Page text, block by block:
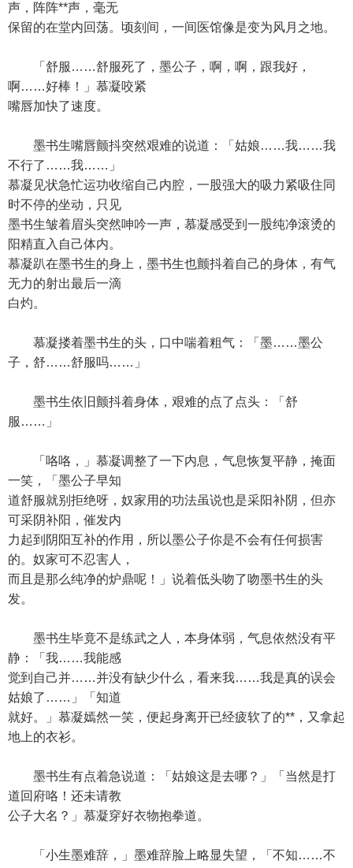
声，阵阵**声，毫无
保留的在堂内回荡。顷刻间，一间医馆像是变为风月之地。
「舒服……舒服死了，墨公子，啊，啊，跟我好，
啊……好棒！」慕凝咬紧
嘴唇加快了速度。
墨书生嘴唇颤抖突然艰难的说道：「姑娘……我……我
不行了……我……」
慕凝见状急忙运功收缩自己内腔，一股强大的吸力紧吸住同
时不停的坐动，只见
墨书生皱着眉头突然呻吟一声，慕凝感受到一股纯净滚烫的
阳精直入自己体内。
慕凝趴在墨书生的身上，墨书生也颤抖着自己的身体，有气
无力的射出最后一滴
白灼。
慕凝搂着墨书生的头，口中喘着粗气：「墨……墨公
子，舒……舒服吗……」
墨书生依旧颤抖着身体，艰难的点了点头：「舒
服……」
「咯咯，」慕凝调整了一下内息，气息恢复平静，掩面
一笑，「墨公子早知
道舒服就别拒绝呀，奴家用的功法虽说也是采阳补阴，但亦
可采阴补阳，催发内
力起到阴阳互补的作用，所以墨公子你是不会有任何损害
的。奴家可不忍害人，
而且是那么纯净的炉鼎呢！」说着低头吻了吻墨书生的头
发。
墨书生毕竟不是练武之人，本身体弱，气息依然没有平
静：「我……我能感
觉到自己并……并没有缺少什么，看来我……我是真的误会
姑娘了……」「知道
就好。」慕凝嫣然一笑，便起身离开已经疲软了的**，又拿起
地上的衣衫。
墨书生有点着急说道：「姑娘这是去哪？」「当然是打
道回府咯！还未请教
公子大名？」慕凝穿好衣物抱拳道。
「小生墨难辞，」墨难辞脸上略显失望，「不知……不